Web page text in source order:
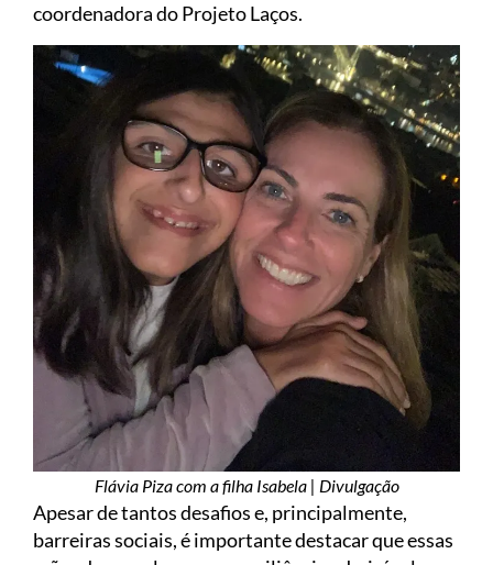
coordenadora do Projeto Laços.
Flávia Piza com a filha Isabela | Divulgação
Apesar de tantos desafios e, principalmente,
barreiras sociais, é importante destacar que essas